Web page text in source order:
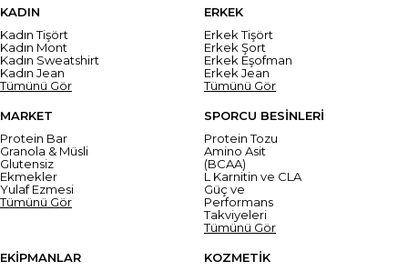
KADIN
Kadın Tişört
Kadın Mont
Kadın Sweatshirt
Kadın Jean
Tümünü Gör
ERKEK
Erkek Tişört
Erkek Şort
Erkek Eşofman
Erkek Jean
Tümünü Gör
MARKET
Protein Bar
Granola & Müsli
Glutensiz
Ekmekler
Yulaf Ezmesi
Tümünü Gör
SPORCU BESİNLERİ
Protein Tozu
Amino Asit
(BCAA)
L Karnitin ve CLA
Güç ve
Performans
Takviyeleri
Tümünü Gör
EKİPMANLAR
KOZMETİK